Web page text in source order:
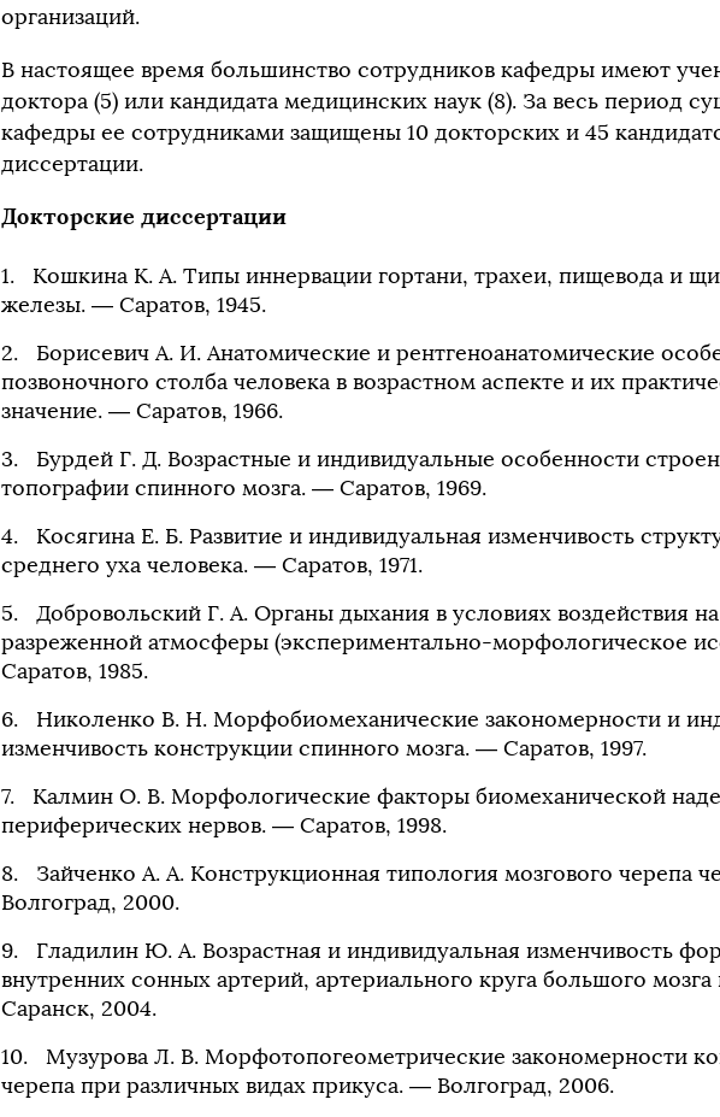
организаций.
В настоящее время большинство сотрудников кафедры имеют
доктора (5) или кандидата медицинских наук (8). За весь период
кафедры ее сотрудниками защищены 10 докторских и 45
диссертации.
Докторские диссертации
Кошкина К. А. Типы иннервации гортани, трахеи, пищевода и
железы. — Саратов, 1945.
Борисевич А. И. Анатомические и рентгеноанатомические
позвоночного столба человека в возрастном аспекте и их
значение. — Саратов, 1966.
Бурдей Г. Д. Возрастные и индивидуальные особенности
топографии спинного мозга. — Саратов, 1969.
Косягина Е. Б. Развитие и индивидуальная изменчивость
среднего уха человека. — Саратов, 1971.
Добровольский Г. А. Органы дыхания в условиях воздействия
разреженной атмосферы (экспериментально-морфологическое
Саратов, 1985.
Николенко В. Н. Морфобиомеханические закономерности и
изменчивость конструкции спинного мозга. — Саратов, 1997.
Калмин О. В. Морфологические факторы биомеханической
периферических нервов. — Саратов, 1998.
Зайченко А. А. Конструкционная типология мозгового черепа
Волгоград, 2000.
Гладилин Ю. А. Возрастная и индивидуальная изменчивость
внутренних сонных артерий, артериального круга большого
Саранск, 2004.
Музурова Л. В. Морфотопогеометрические закономерности
черепа при различных видах прикуса. — Волгоград, 2006.